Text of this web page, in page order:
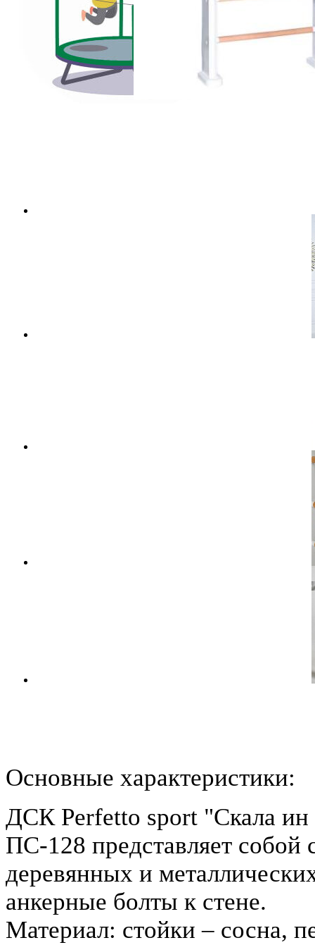
Основные характеристики:
ДСК Perfetto sport "Скала ин
ПС-128 представляет
деревянных и
анкерные болты к стене.
Материал: стойки – сосна,